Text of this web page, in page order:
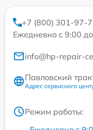
+7 (800) 301-97-
Ежедневно с 9:00
info@hp-repair-
Павловский
Адрес сервисного
Режим работы: